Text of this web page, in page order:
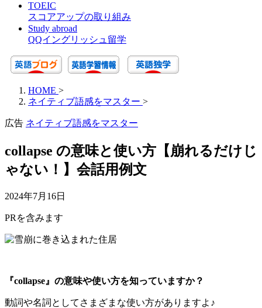
TOEIC
スコアアップの取り組み
Study abroad
QQイングリッシュ留学
HOME >
ネイティブ語感をマスター >
広告 ネイティブ語感をマスター
collapse の意味と使い方【崩れるだけじ
ゃない！】会話用例文
2024年7月16日
PRを含みます
『collapse』の意味や使い方を知っていますか？
動詞や名詞としてさまざまな使い方がありますよ♪